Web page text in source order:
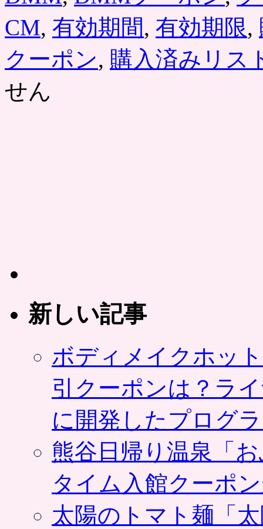
CM, 有効期間, 有効期限,
クーポン, 購入済みリス
せん
新しい記事
ボディメイクホッ
引クーポンは？ラ
に開発したプログ
熊谷日帰り温泉「
タイム入館クーポ
太陽のトマト麺「